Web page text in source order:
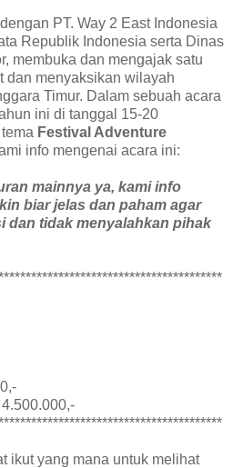
PT. Way 2 East Indonesia
Republik Indonesia serta Dinas
membuka dan mengajak satu
dan menyaksikan wilayah
Timur. Dalam sebuah acara
ini di tanggal 15-20
Festival Adventure
info mengenai acara ini:
mainnya ya, kami info
biar jelas dan paham agar
dan tidak menyalahkan pihak
ikut yang mana untuk melihat